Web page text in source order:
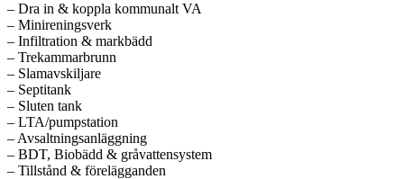
– Dra in & koppla kommunalt VA
– Minireningsverk
– Infiltration & markbädd
– Trekammarbrunn
– Slamavskiljare
– Septitank
– Sluten tank
– LTA/pumpstation
– Avsaltningsanläggning
– BDT, Biobädd & gråvattensystem
– Tillstånd & förelägganden